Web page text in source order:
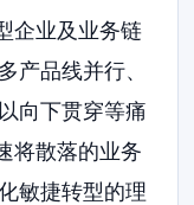
企业及业务链
产品线并行、
向下贯穿等痛
将散落的业务
敏捷转型的理